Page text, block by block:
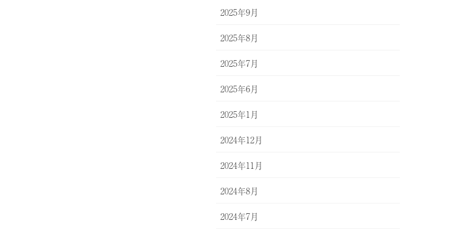
2025年9月
2025年8月
2025年7月
2025年6月
2025年1月
2024年12月
2024年11月
2024年8月
2024年7月